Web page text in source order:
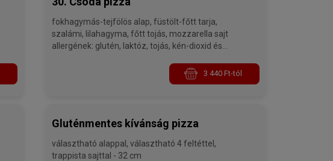
fokhagymás-tejfölös alap, füstölt-főtt tarja,
szalámi, lilahagyma, főtt tojás, mozzarella sajt
allergének: glutén, laktóz, tojás, kén-dioxid és
3 440 Ft-tól
Gluténmentes kívánság pizza
választható alappal, választható 4 feltéttel,
trappista sajttal - 32 cm